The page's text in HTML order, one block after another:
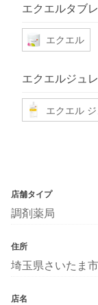
エクエルタブ
エクエル
エクエルジュレ
エクエル ジ
店舗タイプ
調剤薬局
住所
埼玉県さいたま
店名